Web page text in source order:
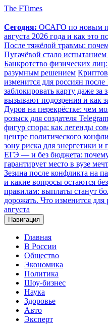
The FTimes
Сегодня: ОСАГО по новым
августа 2026 года и как это
После тяжёлой травмы:
Пугачёвой стало испытанием
Банкротство физических
разумным решением
изменится для россиян после
заблокировать карту даже
вызывают подозрения и как
Дуров на перекрёстке: чем
розыск для создателя Telegram
фигур спора: как легенды
центре политического
зону риска для энергетики
ЕГЭ — и без бюджета:
гарантирует место в вузе
Зезина после конфликта на
и какие вопросы остаются
правилам: выплаты станут
дорожать. Что изменится для
августа
Навигация
Главная
В России
Общество
Экономика
Политика
Шоу-бизнес
Наука
Здоровье
Авто
Эксперт